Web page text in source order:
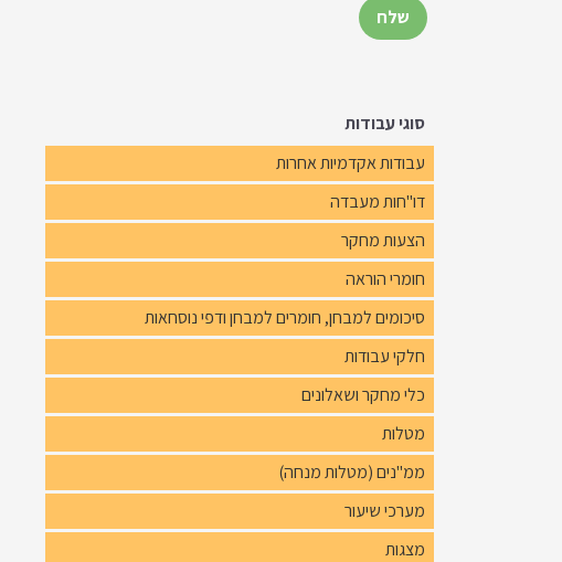
סוגי עבודות
עבודות אקדמיות אחרות
דו"חות מעבדה
הצעות מחקר
חומרי הוראה
סיכומים למבחן, חומרים למבחן ודפי נוסחאות
חלקי עבודות
כלי מחקר ושאלונים
מטלות
ממ"נים (מטלות מנחה)
מערכי שיעור
מצגות